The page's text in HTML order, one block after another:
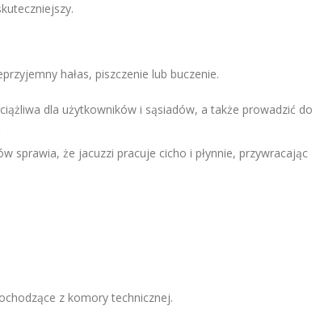
hałas, piszczenie lub buczenie.
dla użytkowników i sąsiadów, a także prowadzić do
sprawia, że jacuzzi pracuje cicho i płynnie, przywracając
z komory technicznej.